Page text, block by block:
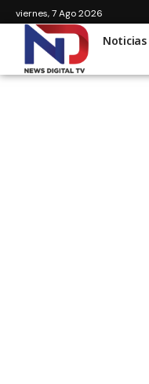
viernes, 7 Ago 2026
Noticias